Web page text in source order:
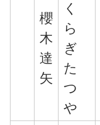
櫻
木
達
矢
く
ら
ぎ
た
つ
や